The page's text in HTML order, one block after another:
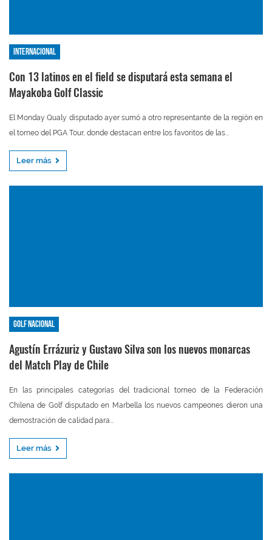
Internacional
Con 13 latinos en el field se disputará esta semana el
Mayakoba Golf Classic
El Monday Qualy disputado ayer sumó a otro representante de la región en
el torneo del PGA Tour, donde destacan entre los favoritos de las...
Leer más
Golf nacional
Agustín Errázuriz y Gustavo Silva son los nuevos monarcas
del Match Play de Chile
En las principales categorías del tradicional torneo de la Federación
Chilena de Golf disputado en Marbella los nuevos campeones dieron una
demostración de calidad para...
Leer más